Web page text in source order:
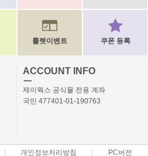
룰렛이벤트 쿠폰 등록
ACCOUNT INFO
ㅡ
제이웍스 공식몰 전용 계좌
국민 477401-01-190763
개인정보처리방침 PC버전